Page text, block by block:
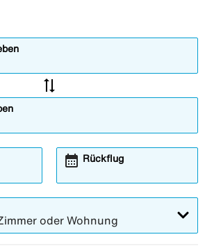
sync_alt
Rückflug
calendar_month
oder Wohnung